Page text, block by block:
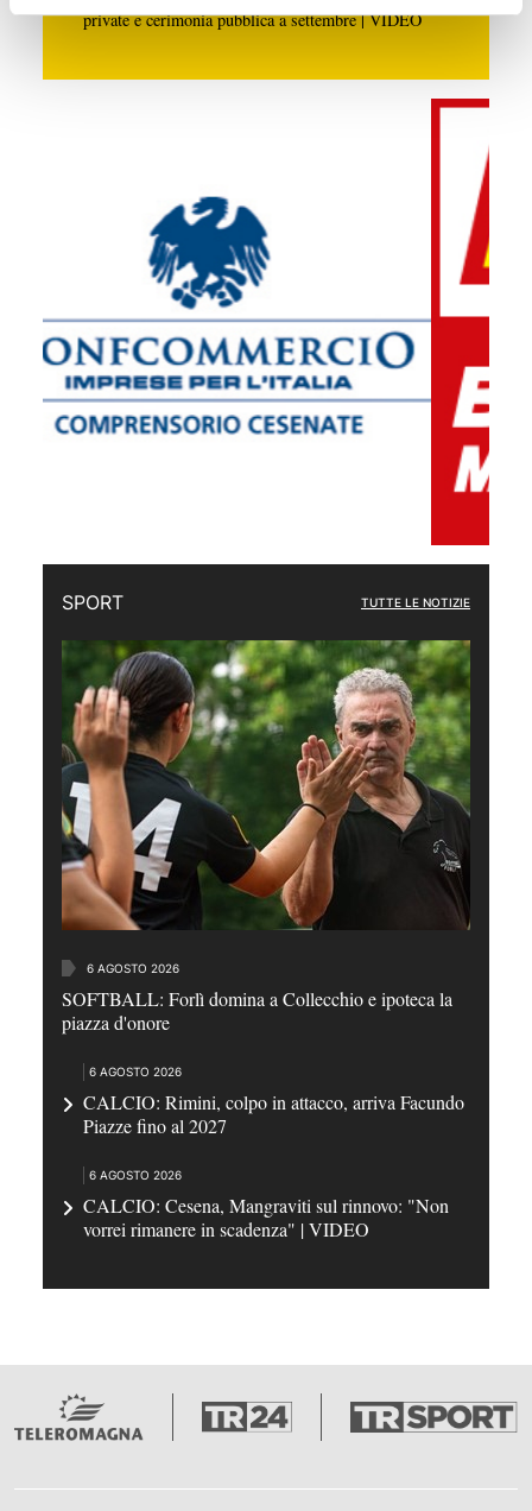
private e cerimonia pubblica a settembre | VIDEO
SPORT TUTTE LE NOTIZIE
6 AGOSTO 2026
SOFTBALL: Forlì domina a Collecchio e ipoteca la
piazza d'onore
6 AGOSTO 2026
CALCIO: Rimini, colpo in attacco, arriva Facundo
Piazze fino al 2027
6 AGOSTO 2026
CALCIO: Cesena, Mangraviti sul rinnovo: "Non
vorrei rimanere in scadenza" | VIDEO